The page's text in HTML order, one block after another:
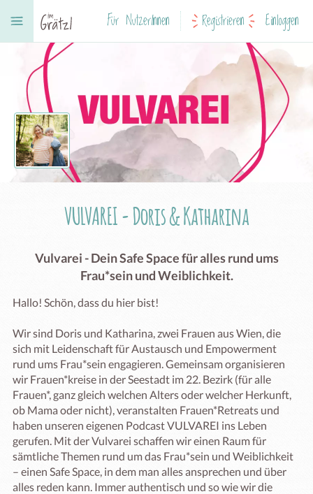
Für NutzerInnen Registrieren Einloggen
VULVAREI - Doris & Katharina
Vulvarei - Dein Safe Space für alles rund ums
Frau*sein und Weiblichkeit.
Hallo! Schön, dass du hier bist!
Wir sind Doris und Katharina, zwei Frauen aus Wien, die
sich mit Leidenschaft für Austausch und Empowerment
rund ums Frau*sein engagieren. Gemeinsam organisieren
wir Frauen*kreise in der Seestadt im 22. Bezirk (für alle
Frauen*, ganz gleich welchen Alters oder welcher Herkunft,
ob Mama oder nicht), veranstalten Frauen*Retreats und
haben unseren eigenen Podcast VULVAREI ins Leben
gerufen. Mit der Vulvarei schaffen wir einen Raum für
sämtliche Themen rund um das Frau*sein und Weiblichkeit
– einen Safe Space, in dem man alles ansprechen und über
alles reden kann. Immer authentisch und so wie wir die